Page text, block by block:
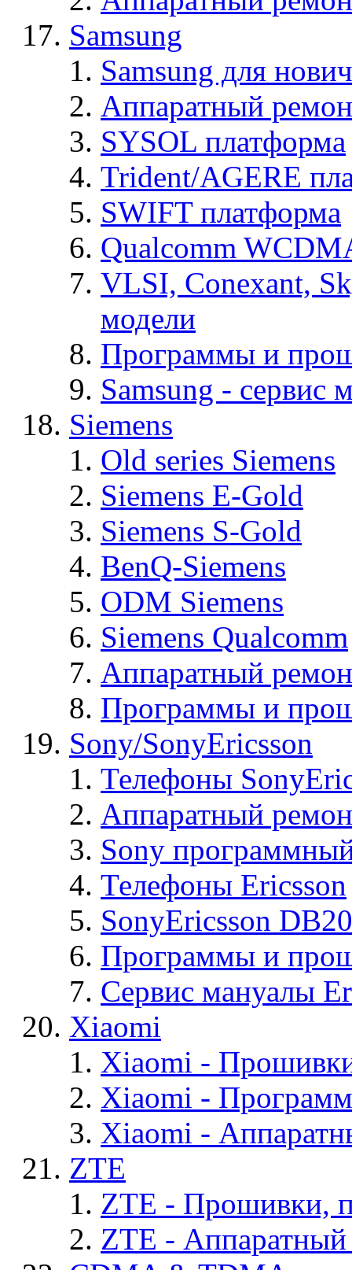
Samsung
Samsung для
Аппаратный
SYSOL платформа
Trident/AGERE
SWIFT платформа
Qualcomm
VLSI, Conexant,
модели
Программы и
Samsung - cервис
Siemens
Old series Siemens
Siemens E-Gold
Siemens S-Gold
BenQ-Siemens
ODM Siemens
Siemens Qualcomm
Аппаратный
Программы и
Sony/SonyEricsson
Телефоны
Аппаратный
Sony
Телефоны Ericsson
SonyEricsson
Программы и
Сервис мануалы
Xiaomi
Xiaomi -
Xiaomi -
Xiaomi -
ZTE
ZTE - Прошивки,
ZTE -